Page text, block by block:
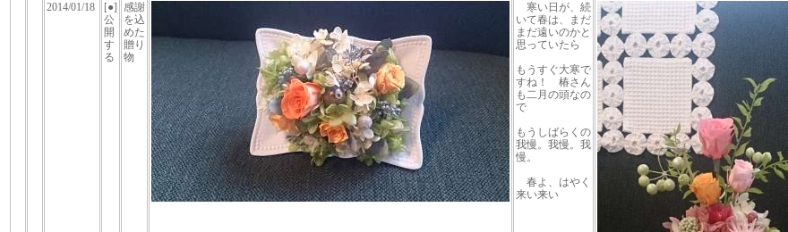
2014/01/18
[●]
公
開
す
る
感謝
を込
めた
贈り
物
寒い日が、続
いて春は、まだ
まだ遠いのかと
思っていたら
もうすぐ大寒で
すね！ 椿さん
も二月の頭なの
で
もうしばらくの
我慢。我慢。我
慢。
春よ、はやく
来い来い